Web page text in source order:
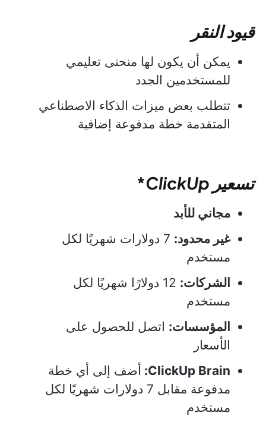
قيود النقر
يمكن أن يكون لها منحنى تعليمي
للمستخدمين الجدد
تتطلب بعض ميزات الذكاء الاصطناعي
المتقدمة خطة مدفوعة إضافية
تسعير ClickUp
*
مجاني للأبد
غير محدود:
7 دولارات شهريًا لكل
مستخدم
الشركات:
12 دولارًا شهريًا لكل
مستخدم
المؤسسات: اتصل للحصول على
الأسعار
ClickUp Brain: أضف إلى أي خطة
مدفوعة مقابل 7 دولارات شهريًا لكل
مستخدم